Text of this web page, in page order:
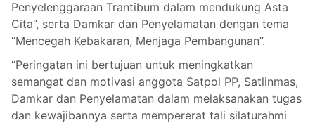
Penyelenggaraan Trantibum dalam mendukung Asta
Cita”, serta Damkar dan Penyelamatan dengan tema
“Mencegah Kebakaran, Menjaga Pembangunan”.
“Peringatan ini bertujuan untuk meningkatkan
semangat dan motivasi anggota Satpol PP, Satlinmas,
Damkar dan Penyelamatan dalam melaksanakan tugas
dan kewajibannya serta mempererat tali silaturahmi